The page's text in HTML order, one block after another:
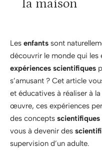
la maison
Les enfants sont
découvrir le monde qui les
expériences scientifiques
s’amusant ? Cet article
et éducatives à réaliser à
œuvre, ces expériences
des concepts scientifiques
vous à devenir des
supervision d’un adulte.